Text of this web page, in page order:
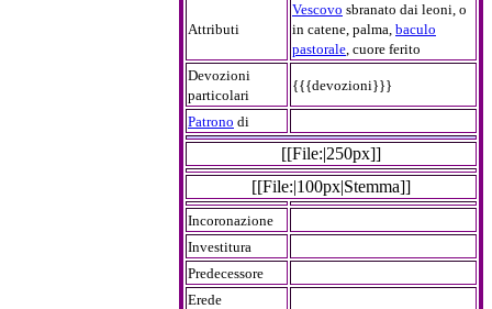
Attributi
Vescovo sbranato dai leoni, o
in catene, palma, baculo
pastorale, cuore ferito
Devozioni
particolari
{{{devozioni}}}
Patrono di
[[File:|250px]]
[[File:|100px|Stemma]]
Incoronazione
Investitura
Predecessore
Erede